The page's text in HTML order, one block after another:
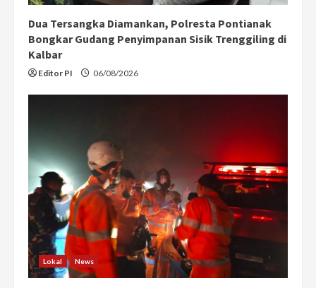
Dua Tersangka Diamankan, Polresta Pontianak
Bongkar Gudang Penyimpanan Sisik Trenggiling di
Kalbar
Editor PI 06/08/2026
Lokal News